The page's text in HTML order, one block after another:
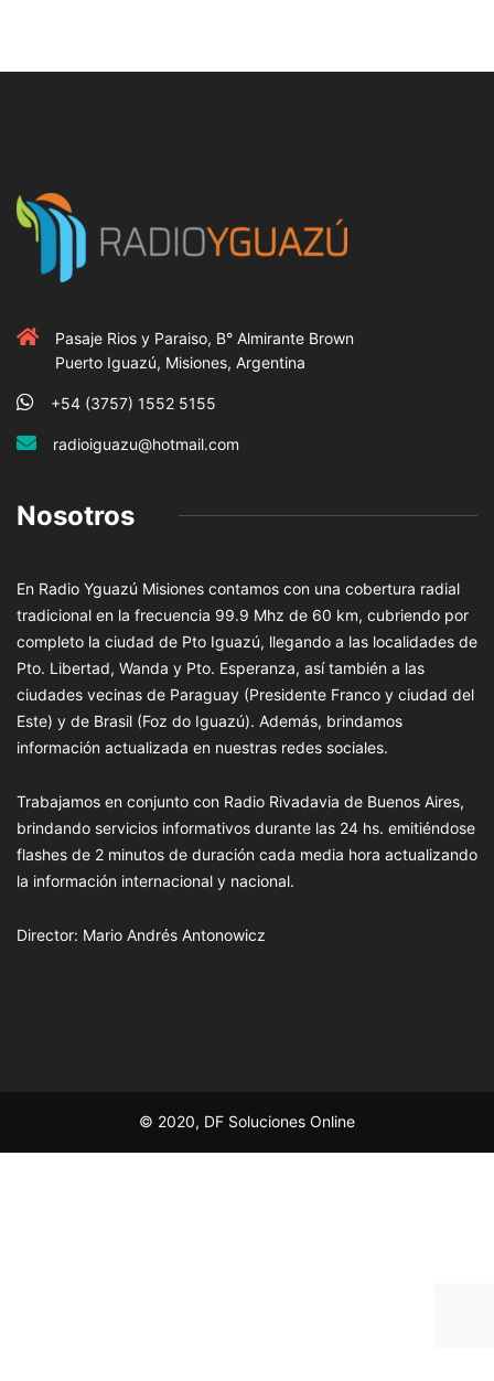
Pasaje Rios y Paraiso, B° Almirante Brown
Puerto Iguazú, Misiones, Argentina
+54 (3757) 1552 5155
radioiguazu@hotmail.com
Nosotros
En Radio Yguazú Misiones contamos con una cobertura radial
tradicional en la frecuencia 99.9 Mhz de 60 km, cubriendo por
completo la ciudad de Pto Iguazú, llegando a las localidades de
Pto. Libertad, Wanda y Pto. Esperanza, así también a las
ciudades vecinas de Paraguay (Presidente Franco y ciudad del
Este) y de Brasil (Foz do Iguazú). Además, brindamos
información actualizada en nuestras redes sociales.
Trabajamos en conjunto con Radio Rivadavia de Buenos Aires,
brindando servicios informativos durante las 24 hs. emitiéndose
flashes de 2 minutos de duración cada media hora actualizando
la información internacional y nacional.
Director: Mario Andrés Antonowicz
© 2020, DF Soluciones Online